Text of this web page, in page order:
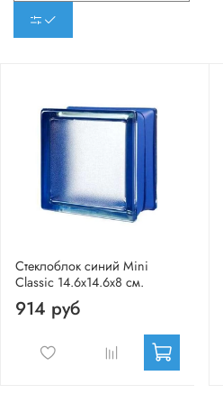
Стеклоблок синий Mini
Classic 14.6x14.6x8 см.
914 руб